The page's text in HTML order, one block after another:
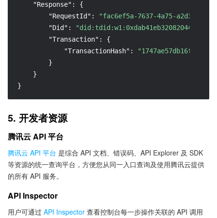
"Response" :
{
"RequestId" :
"fac6ef5a-7637-4a75-a2d3-
"Did" :
"Transaction" :
{
"TransactionHash" :
}
}
}
5. 开发者资源
腾讯云 API 平台
腾讯云 API 平台 是综合 API 文档、错误码、API Explorer 及 SDK
等资源的统一查询平台，方便您从同一入口查询及使用腾讯云提供
的所有 API 服务。
API Inspector
用户可通过 API Inspector 查看控制台每一步操作关联的 API 调用